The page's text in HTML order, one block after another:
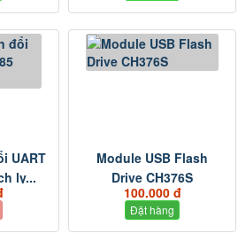
UART
ly...
Module USB Flash
Drive CH376S
100.000 đ
Đặt hàng